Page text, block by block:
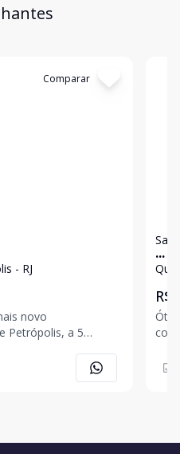
Comparar
- RJ
novo
Petrópolis, a 5
e 1 vaga. O
espaço Zen, trilhas,
...
R$